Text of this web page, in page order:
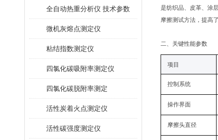
全自动热重分析仪 技术参数
微机灰熔点测定仪
粘结指数测定仪
四氯化碳吸附率测定仪
四氯化碳脱附率测定
活性炭着火点测定仪
活性碳强度测定仪
是纺织品、皮革、涂
摩擦测试方法，提高
二、关键性能参数
项目
控制系统
操作界面
摩擦头直径